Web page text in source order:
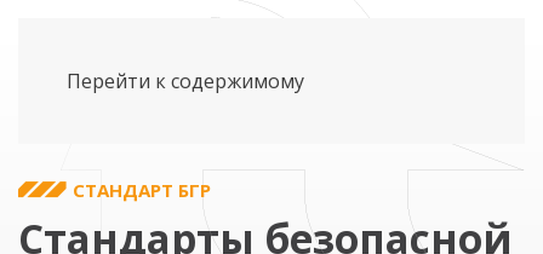
Перейти к содержимому
СТАНДАРТ БГР
Стандарты безопасной